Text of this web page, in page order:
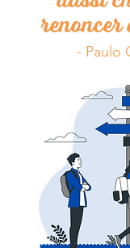
- Paulo